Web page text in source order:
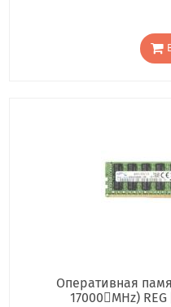
Оперативная
17000񢋕MHz)